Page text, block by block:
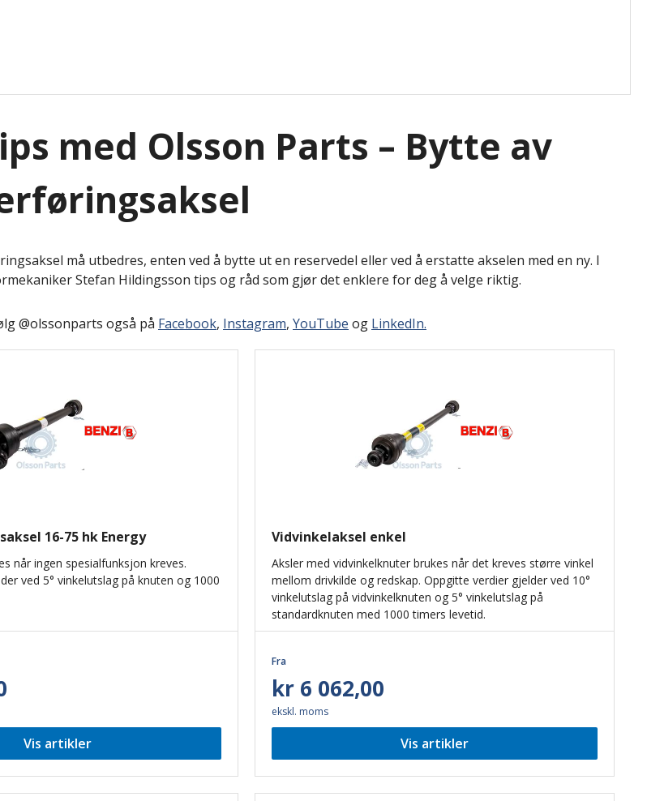
med Olsson Parts – Bytte av
må utbedres, enten ved å bytte ut en reservedel eller ved å erstatte akselen med en ny. I
Stefan Hildingsson tips og råd som gjør det enklere for deg å velge riktig.
@olssonparts også på Facebook, Instagram, YouTube og LinkedIn.
16-75 hk Energy
når ingen spesialfunksjon kreves.
ved 5° vinkelutslag på knuten og 1000
Vis artikler
Vidvinkelaksel enkel
Aksler med vidvinkelknuter brukes når det kreves større vinkel
mellom drivkilde og redskap. Oppgitte verdier gjelder ved 10°
vinkelutslag på vidvinkelknuten og 5° vinkelutslag på
standardknuten med 1000 timers levetid.
Fra
kr 6 062,00
ekskl. moms
Vis artikler